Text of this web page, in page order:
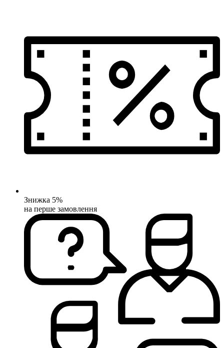
Знижка 5%
на перше замовлення